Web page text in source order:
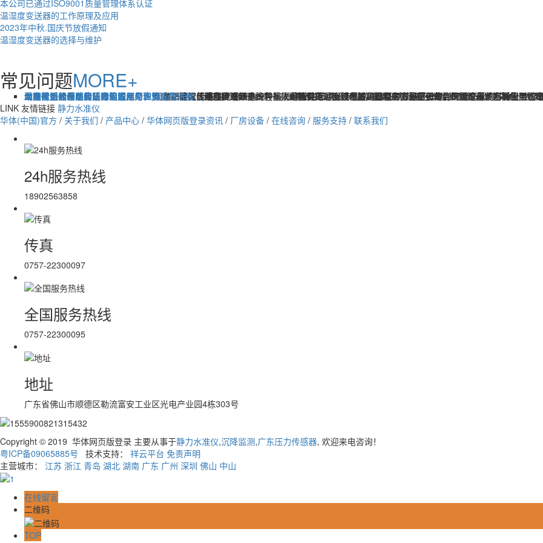
本公司已通过ISO9001质量管理体系认证
​温湿度变送器的工作原理及应用
2023年中秋.国庆节放假通知
​温湿度变送器的选择与维护
常见问题MORE+
单晶硅智能差压变送器的应用与优势单晶硅智能差压变送器是一种基于单晶硅传感器技术的高精度压力测量设备，广泛应用于石油化工、
太阳能无线倾角传感器的应用与优势太阳能无线倾角传感器是一种集太阳能供电、无线传输和高精度测量于一体的智能设备，广泛应用于
温度传感器出现的故障该如何处理现在，温度传感器越来越多的在不同范畴有所运用，在运用过程中不可防止的会呈现这样或那样的问题...
压电传感器和防腐压力变送器原理及应用一、压电效应及压电资料1、压电效应压电资料是指遭到压力效果在其两头面会呈现电荷的一大
动态扭矩传感器和防堵平膜压力表安装的时候...动态扭矩传感器是一款成熟型扭矩检测产品，选用高精密应变计合作我司开发光耦信号处
七种常见的传感器，你知道几个？协议变送器...传感器（Sensor）是一种常见的却又很重要的器材，它是感触规则的被丈量的各种量并按
LINK 友情链接 静力水准仪
华体(中国)官方 / 关于我们 / 产品中心 / 华体网页版登录资讯 / 厂房设备 / 在线咨询 / 服务支持 / 联系我们
24h服务热线
18902563858
传真
0757-22300097
全国服务热线
0757-22300095
地址
广东省佛山市顺德区勒流富安工业区光电产业园4栋303号
Copyright © 2019 华体网页版登录 主要从事于静力水准仪,沉降监测,广东压力传感器, 欢迎来电咨询！
粤ICP备09065885号
技术支持： 祥云平台 免责声明
主营城市： 江苏 浙江 青岛 湖北 湖南 广东 广州 深圳 佛山 中山
在线留言
二维码
TOP